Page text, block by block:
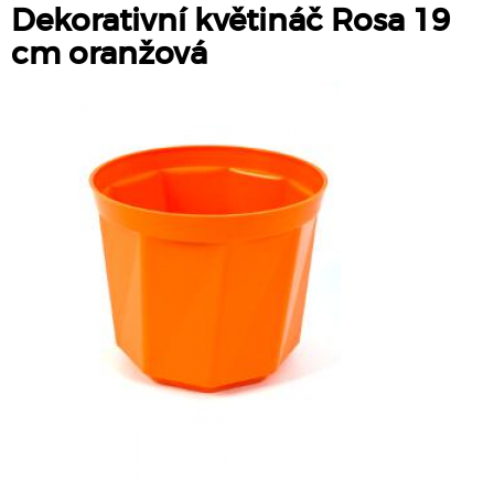
Dekorativní květináč Rosa 19
cm oranžová